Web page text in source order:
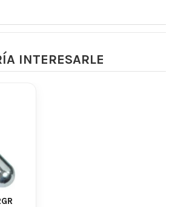
INTERESARLE